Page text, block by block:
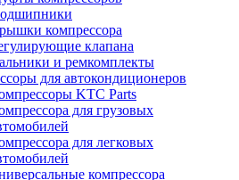
компрессора
клапана
и ремкомплекты
для автокондиционеров
KTC Parts
для грузовых
для легковых
компрессора